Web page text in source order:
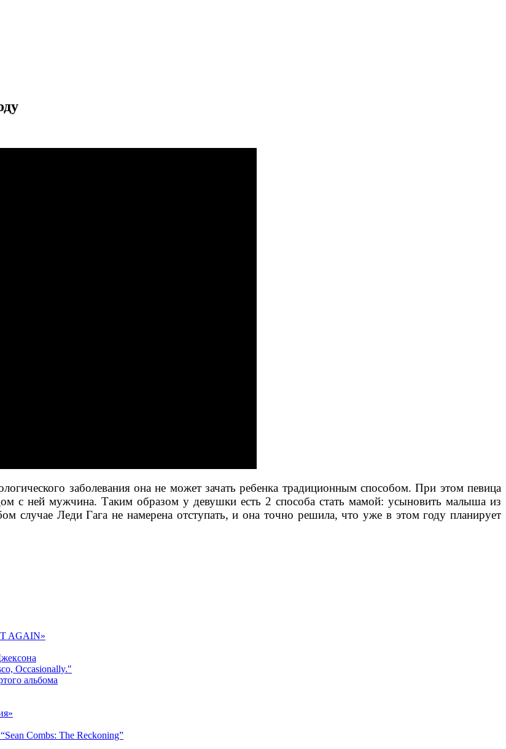
заболевания она не может зачать ребенка традиционным способом. При этом певица
с ней мужчина. Таким образом у девушки есть 2 способа стать мамой: усыновить малыша из
случае Леди Гага не намерена отступать, и она точно решила, что уже в этом году планирует
AGAIN»
Occasionally."
альбома
Combs: The Reckoning”